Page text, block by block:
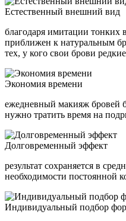
Естественный внешний вид
благодаря имитации тонких
приближен к натуральным
тех, у кого свои брови
Экономия времени
ежедневный макияж бровей
нужно тратить время на
Долговременный эффект
результат сохраняется в
необходимости постоянной
Индивидуальный подбор